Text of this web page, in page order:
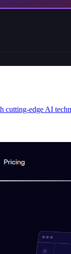
cutting-edge AI